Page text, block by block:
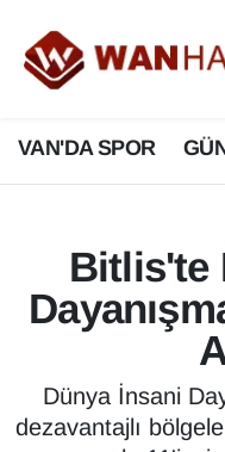
VAN'DA SPOR
Bitlis'te
Dünya İnsani
dezavantajlı
3.SAYFA
ASAYİŞ
BİLİM VE
Biyografi
Bölge Haberleri
ÇEVRE
Van Nöbetçi
Van Hava
Van Namaz
Van Trafik
Süper Lig Puan
Tüm Manşetler